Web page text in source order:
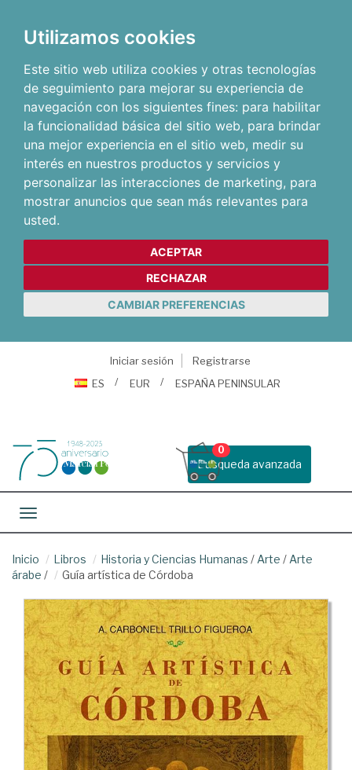
Utilizamos cookies
Este sitio web utiliza cookies y otras tecnologías
de seguimiento para mejorar su experiencia de
navegación con los siguientes fines: para habilitar
la funcionalidad básica del sitio web, para brindar
una mejor experiencia en el sitio web, medir su
interés en nuestros productos y servicios y
personalizar las interacciones de marketing, para
mostrar anuncios que sean más relevantes para
usted.
ACEPTAR
RECHAZAR
CAMBIAR PREFERENCIAS
Iniciar sesión
Registrarse
ES
EUR ESPAÑA PENINSULAR
Busqueda avanzada
0
Toggle navigation
Inicio Libros Historia y Ciencias Humanas / Arte / Arte
árabe / Guía artística de Córdoba